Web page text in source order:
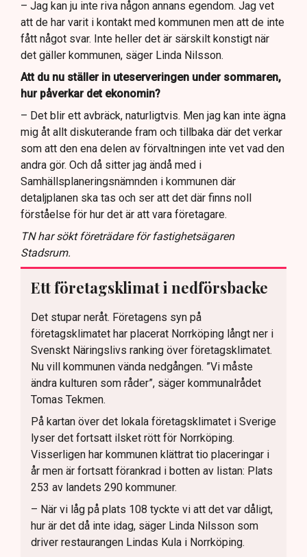
– Jag kan ju inte riva någon annans egendom. Jag vet
att de har varit i kontakt med kommunen men att de inte
fått något svar. Inte heller det är särskilt konstigt när
det gäller kommunen, säger Linda Nilsson.
Att du nu ställer in uteserveringen under sommaren,
hur påverkar det ekonomin?
– Det blir ett avbräck, naturligtvis. Men jag kan inte ägna
mig åt allt diskuterande fram och tillbaka där det verkar
som att den ena delen av förvaltningen inte vet vad den
andra gör. Och då sitter jag ändå med i
Samhällsplaneringsnämnden i kommunen där
detaljplanen ska tas och ser att det där finns noll
förståelse för hur det är att vara företagare.
TN har sökt företrädare för fastighetsägaren
Stadsrum.
Ett företagsklimat i nedförsbacke
Det stupar neråt. Företagens syn på
företagsklimatet har placerat Norrköping långt ner i
Svenskt Näringslivs ranking över företagsklimatet.
Nu vill kommunen vända nedgången. ”Vi måste
ändra kulturen som råder”, säger kommunalrådet
Tomas Tekmen.
På kartan över det lokala företagsklimatet i Sverige
lyser det fortsatt ilsket rött för Norrköping.
Visserligen har kommunen klättrat tio placeringar i
år men är fortsatt förankrad i botten av listan: Plats
253 av landets 290 kommuner.
– När vi låg på plats 108 tyckte vi att det var dåligt,
hur är det då inte idag, säger Linda Nilsson som
driver restaurangen Lindas Kula i Norrköping.